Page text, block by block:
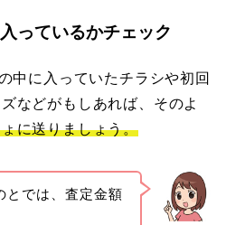
っているかチェック
中に入っていたチラシや初回
などがもしあれば、そのよ
に送りましょう。
とでは、査定金額